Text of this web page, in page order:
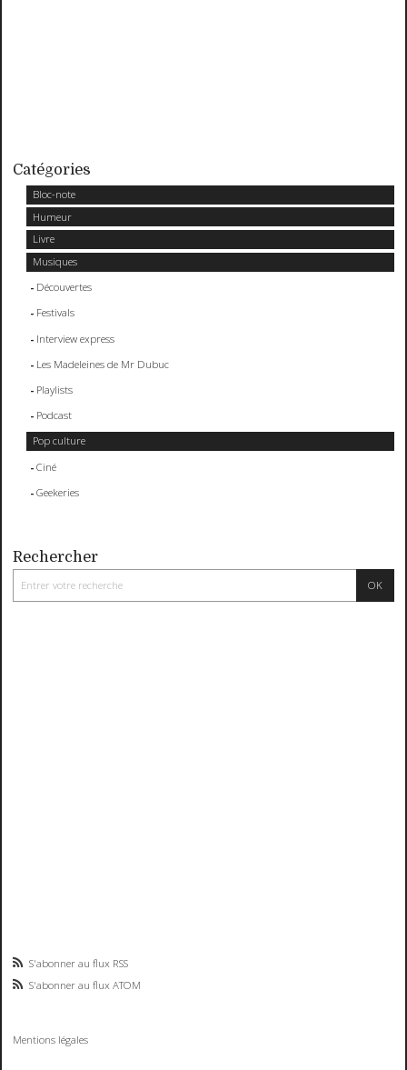
Catégories
Bloc-note
Humeur
Livre
Musiques
Découvertes
Festivals
Interview express
Les Madeleines de Mr Dubuc
Playlists
Podcast
Pop culture
Ciné
Geekeries
Rechercher
S'abonner au flux RSS
S'abonner au flux ATOM
Mentions légales